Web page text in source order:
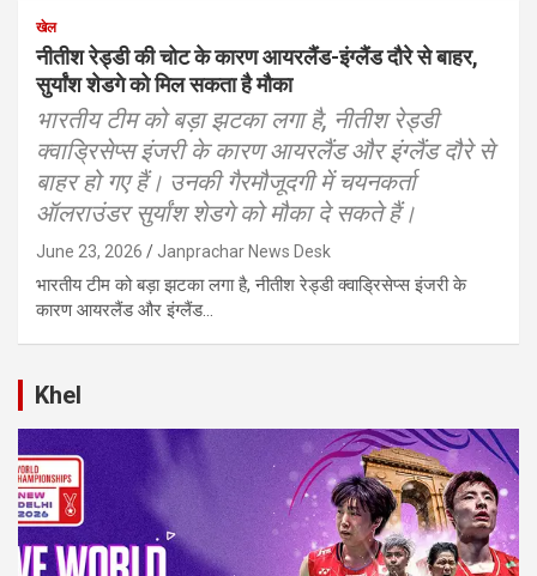
खेल
नीतीश रेड्डी की चोट के कारण आयरलैंड-इंग्लैंड दौरे से बाहर,
सुर्यांश शेडगे को मिल सकता है मौका
भारतीय टीम को बड़ा झटका लगा है, नीतीश रेड्डी
क्वाड्रिसेप्स इंजरी के कारण आयरलैंड और इंग्लैंड दौरे से
बाहर हो गए हैं। उनकी गैरमौजूदगी में चयनकर्ता
ऑलराउंडर सुर्यांश शेडगे को मौका दे सकते हैं।
June 23, 2026 Janprachar News Desk
भारतीय टीम को बड़ा झटका लगा है, नीतीश रेड्डी क्वाड्रिसेप्स इंजरी के
कारण आयरलैंड और इंग्लैंड…
Khel